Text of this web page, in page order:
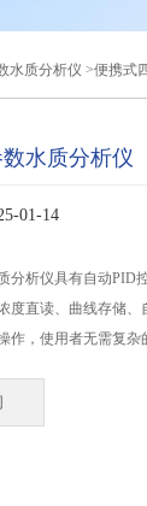
水质分析仪 >便携式
水质分析仪
01-14
分析仪具有自动PID
度直读、曲线存储
作，使用者无需复杂